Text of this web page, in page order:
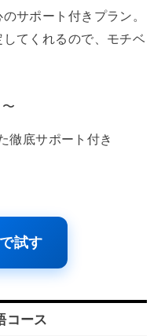
サポート付きプラン。
てくれるので、モチベ
徹底サポート付き
試す
コース